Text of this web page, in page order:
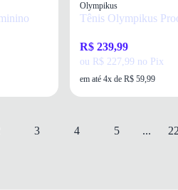
Olympikus
Tênis Olympikus
R$ 239,99
ou R$ 227,99 no Pix
em até 4x de R$ 59,99
3 4 5 ... 22